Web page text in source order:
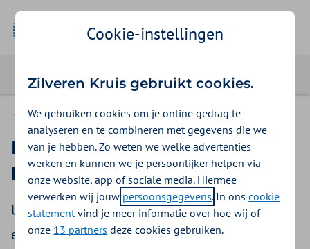
Declareren
Het eenmalig onderzoek
logopedie
U doet een eenmalig onderzoek op verzoek van
een arts. Het onderzoek kijkt naar hoe de cliënt
Cookie-instellingen
Zilveren Kruis gebruikt cookies.
We gebruiken cookies om je online gedrag te
analyseren en te combineren met gegevens die we
van je hebben. Zo weten we welke advertenties
werken en kunnen we je persoonlijker helpen via
onze website, app of sociale media. Hiermee
verwerken wij jouw persoonsgegevens. In onscookie
statementvind je meer informatie over hoe wij of
onze 13 partners deze cookies gebruiken.